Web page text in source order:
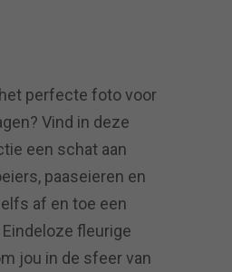
perfecte foto voor
Vind in deze
een schat aan
paaseieren en
af en toe een
Eindeloze fleurige
jou in de sfeer van